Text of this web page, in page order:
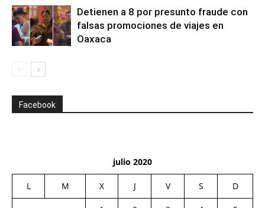
Detienen a 8 por presunto fraude con
falsas promociones de viajes en
Oaxaca
Facebook
julio 2020
L M X J V S D